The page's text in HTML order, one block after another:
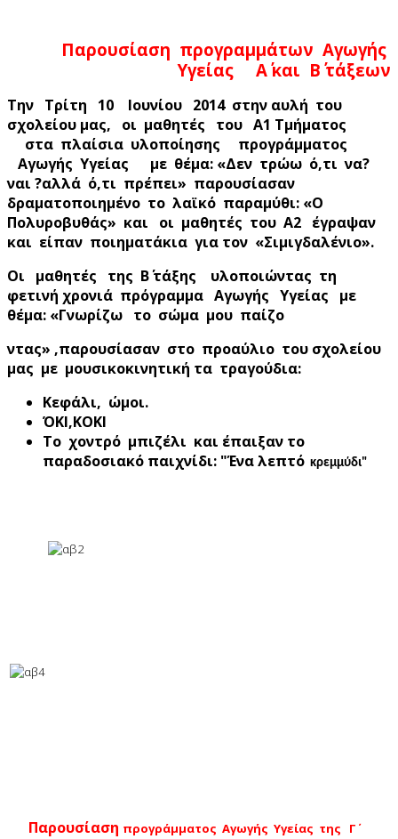
Παρουσίαση προγραμμάτων Αγωγής
Υγείας Α΄ και Β΄ τάξεων
Την Τρίτη 10 Ιουνίου 2014 στην αυλή του
σχολείου μας, οι μαθητές του Α1 Τμήματος
στα πλαίσια υλοποίησης προγράμματος
Αγωγής Υγείας με θέμα: «Δεν τρώω ό,τι να?
ναι ?αλλά ό,τι πρέπει» παρουσίασαν
δραματοποιημένο το λαϊκό παραμύθι: «Ο
Πολυροβυθάς» και οι μαθητές του Α2 έγραψαν
και είπαν ποιηματάκια για τον «Σιμιγδαλένιο».
Οι μαθητές της Β΄ τάξης υλοποιώντας τη
φετινή χρονιά πρόγραμμα Αγωγής Υγείας με
θέμα: «Γνωρίζω το σώμα μου παίζο
ντας» ,παρουσίασαν στο προαύλιο του σχολείου
μας με μουσικοκινητική τα τραγούδια:
Κεφάλι, ώμοι.
ΌΚΙ,ΚΟΚΙ
Το χοντρό μπιζέλι και έπαιξαν το
παραδοσιακό παιχνίδι: "Ένα λεπτό κρεμμύδι"
Παρουσίαση προγράμματος Αγωγής Υγείας της Γ΄